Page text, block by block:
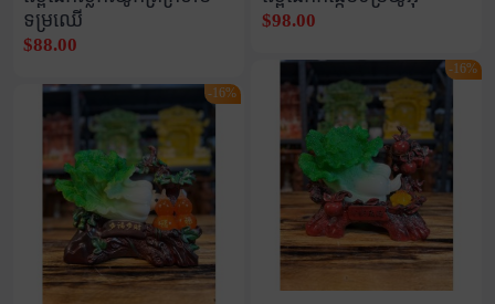
ទម្រឈើ
$88.00
-16%
$98.00
-16%